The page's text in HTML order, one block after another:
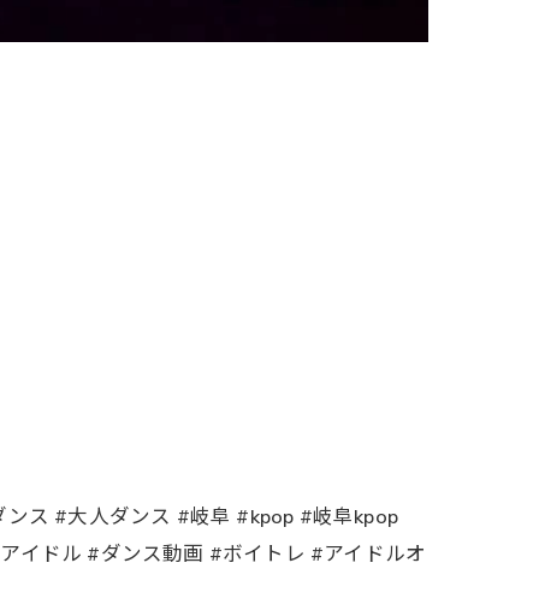
ス #大人ダンス #岐阜 #kpop #岐阜kpop
イドル #ダンス動画 #ボイトレ #アイドルオ